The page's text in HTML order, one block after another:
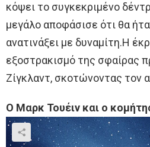
κόψει το συγκεκριμένο
μεγάλο αποφάσισε ότι θα
ανατινάξει με δυναμίτη.Η
εξοστρακισμό της σφαίρας
Ζίγκλαντ, σκοτώνοντας τον
Ο Μαρκ Τουέιν και ο